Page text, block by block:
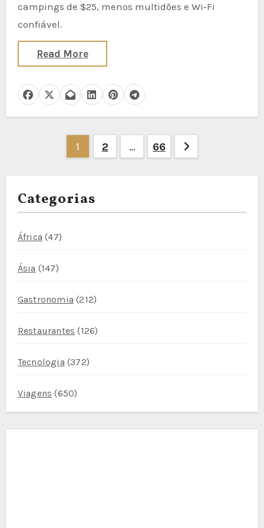
campings de $25, menos multidões e Wi‑Fi
confiável.
Read More
Paginação
conteúdos
1 2 … 66
Categorias
África (47)
Ásia (147)
Gastronomia (212)
Restaurantes (126)
Tecnologia (372)
Viagens (650)